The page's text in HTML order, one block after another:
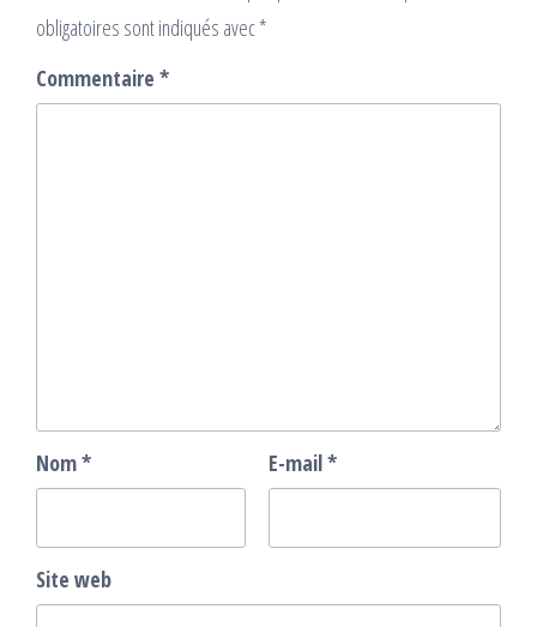
obligatoires sont indiqués avec*
Commentaire *
Nom* E-mail*
Site web